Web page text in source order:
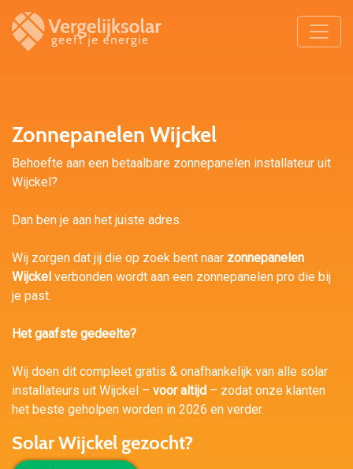
Zonnepanelen Wijckel
Behoefte aan een betaalbare zonnepanelen installateur uit
Wijckel?
Dan ben je aan het juiste adres.
Wij zorgen dat jij die op zoek bent naar zonnepanelen
Wijckel verbonden wordt aan een zonnepanelen pro die bij
je past.
Het gaafste gedeelte?
Wij doen dit compleet gratis & onafhankelijk van alle solar
installateurs uit Wijckel – voor altijd – zodat onze klanten
het beste geholpen worden in 2026 en verder.
Solar Wijckel gezocht?